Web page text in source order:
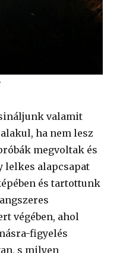
valamit
ha nem lesz
megvoltak és
lelkes alapcsapat
és tartottunk
végében, ahol
figyelés
s milyen